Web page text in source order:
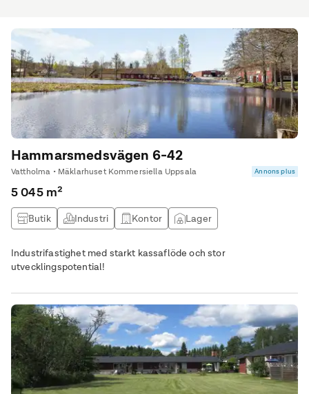
Hammarsmedsvägen 6-42
Vattholma • Mäklarhuset Kommersiella Uppsala Annons plus
5 045 m²
Butik Industri Kontor Lager
Industrifastighet med starkt kassaflöde och stor
utvecklingspotential!